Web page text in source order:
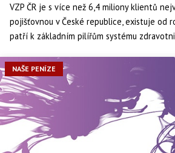
VZP ČR je s více než 6,4 miliony klientů
pojišťovnou v České republice, existuje od
patří k základním pilířům systému
Mezinárodní asociace neziskových
pojišťoven (Association Internationale de
NAŠE PENÍZE